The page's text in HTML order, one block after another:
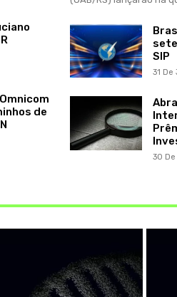
de
SIP
31
30